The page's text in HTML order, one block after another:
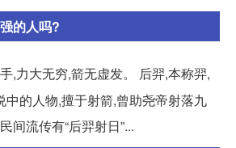
的人吗?
,力大无穷,箭无虚发。 后羿,本称羿,
中的人物,擅于射箭,曾助尧帝射落九
间流传有“后羿射日”...